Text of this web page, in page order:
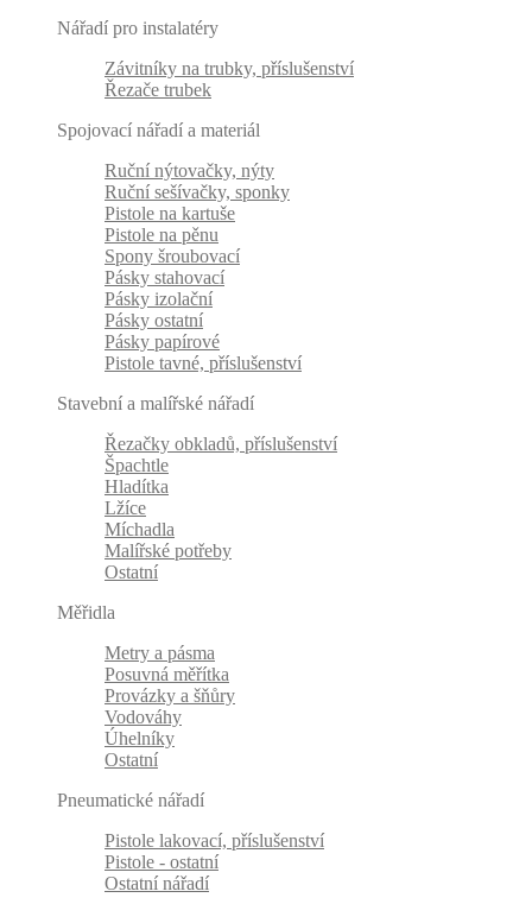
Nářadí pro instalatéry
Závitníky na trubky, příslušenství
Řezače trubek
Spojovací nářadí a materiál
Ruční nýtovačky, nýty
Ruční sešívačky, sponky
Pistole na kartuše
Pistole na pěnu
Spony šroubovací
Pásky stahovací
Pásky izolační
Pásky ostatní
Pásky papírové
Pistole tavné, příslušenství
Stavební a malířské nářadí
Řezačky obkladů, příslušenství
Špachtle
Hladítka
Lžíce
Míchadla
Malířské potřeby
Ostatní
Měřidla
Metry a pásma
Posuvná měřítka
Provázky a šňůry
Vodováhy
Úhelníky
Ostatní
Pneumatické nářadí
Pistole lakovací, příslušenství
Pistole - ostatní
Ostatní nářadí